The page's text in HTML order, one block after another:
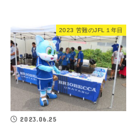
2023 苦難のJFL１年目
2023.06.25